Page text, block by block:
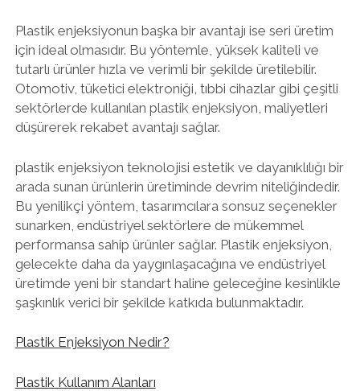
Plastik enjeksiyonun başka bir avantajı ise seri üretim
için ideal olmasıdır. Bu yöntemle, yüksek kaliteli ve
tutarlı ürünler hızla ve verimli bir şekilde üretilebilir.
Otomotiv, tüketici elektroniği, tıbbi cihazlar gibi çeşitli
sektörlerde kullanılan plastik enjeksiyon, maliyetleri
düşürerek rekabet avantajı sağlar.
plastik enjeksiyon teknolojisi estetik ve dayanıklılığı bir
arada sunan ürünlerin üretiminde devrim niteliğindedir.
Bu yenilikçi yöntem, tasarımcılara sonsuz seçenekler
sunarken, endüstriyel sektörlere de mükemmel
performansa sahip ürünler sağlar. Plastik enjeksiyon,
gelecekte daha da yaygınlaşacağına ve endüstriyel
üretimde yeni bir standart haline geleceğine kesinlikle
şaşkınlık verici bir şekilde katkıda bulunmaktadır.
Plastik Enjeksiyon Nedir?
Plastik Kullanım Alanları